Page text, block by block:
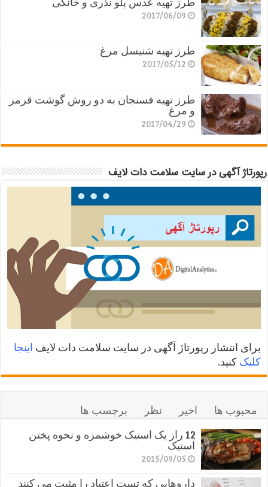
2017/06/09
طرز تهیه شنیسل مرغ
2017/05/12
طرز تهیه فسنجان به دو روش گوشت قرمز
و مرغ
2017/04/29
رپورتاژ آگهی در سایت سلامت دات لایف
برای انتشار رپورتاژ آگهی در سایت سلامت دات لایف اینجا
کلیک کنید.
محبوب ها اخیر نظر
برچسب ها
12 راز یک استیک خوشمزه و نحوه پختن
استیک
2015/09/05
داروهایی که تست اعتیاد را مثبت می کنند